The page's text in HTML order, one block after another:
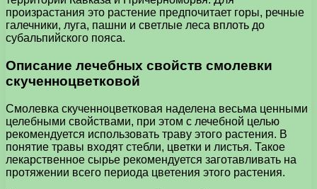
произрастания это растение предпочитает горы, речные
галечники, луга, пашни и светлые леса вплоть до
субальпийского пояса.
Описание лечебных свойств смолевки
скученноцветковой
Смолевка скученноцветковая наделена весьма ценными
целебными свойствами, при этом с лечебной целью
рекомендуется использовать траву этого растения. В
понятие травы входят стебли, цветки и листья. Такое
лекарственное сырье рекомендуется заготавливать на
протяжении всего периода цветения этого растения.